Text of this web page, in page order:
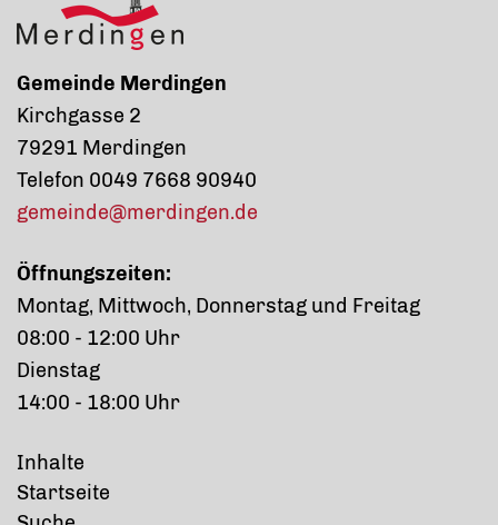
Gemeinde Merdingen
Kirchgasse 2
79291 Merdingen
Telefon 0049 7668 90940
gemeinde@merdingen.de
Öffnungszeiten:
Montag, Mittwoch, Donnerstag und Freitag
08:00 - 12:00 Uhr
Dienstag
14:00 - 18:00 Uhr
Inhalte
Startseite